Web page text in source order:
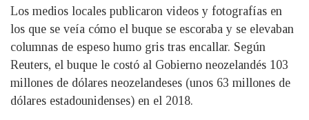
Los medios locales publicaron videos y fotografías en
los que se veía cómo el buque se escoraba y se elevaban
columnas de espeso humo gris tras encallar. Según
Reuters, el buque le costó al Gobierno neozelandés 103
millones de dólares neozelandeses (unos 63 millones de
dólares estadounidenses) en el 2018.